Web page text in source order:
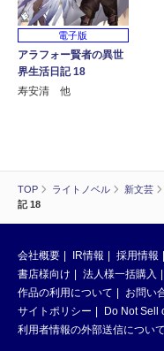
TOP ライトノベル 新文芸
記 18
電子版
アラフォー賢者の異世
界生活日記 18
寿安清 他
会社概要 IR情報 採用情報
書店様向け
法人様一括購入
作品の利用について
お問い
サイトポリシー
Do Not Sell
利用者情報の外部送信について